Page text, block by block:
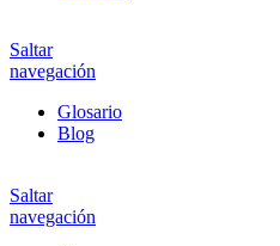
Saltar
navegación
Glosario
Blog
Saltar
navegación